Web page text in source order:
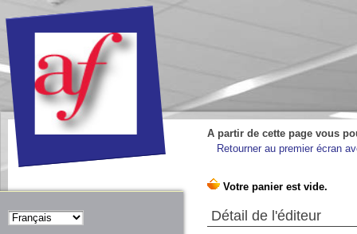
A partir de cette page vous
Retourner au premier écran
Détail de l'éditeur